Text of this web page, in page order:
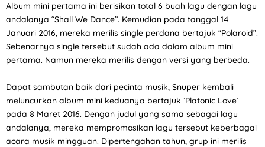
Album mini pertama ini berisikan total 6 buah lagu dengan lagu
andalanya “Shall We Dance”. Kemudian pada tanggal 14
Januari 2016, mereka merilis single perdana bertajuk “Polaroid”.
Sebenarnya single tersebut sudah ada dalam album mini
pertama. Namun mereka merilis dengan versi yang berbeda.
Dapat sambutan baik dari pecinta musik, Snuper kembali
meluncurkan album mini keduanya bertajuk ’Platonic Love’
pada 8 Maret 2016. Dengan judul yang sama sebagai lagu
andalanya, mereka mempromosikan lagu tersebut keberbagai
acara musik mingguan. Dipertengahan tahun, grup ini merilis